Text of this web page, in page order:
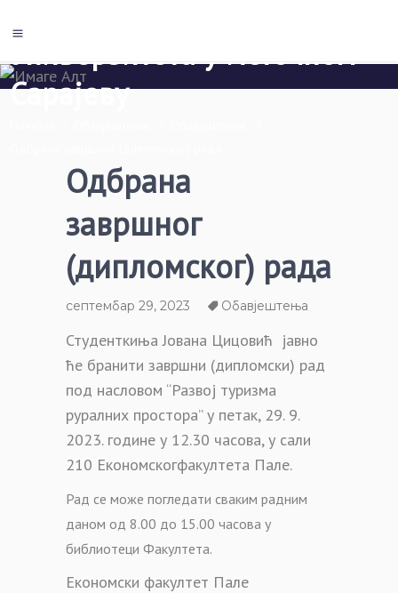
Сарајеву
Одбрана
завршног
(дипломског) рада
септембар 29, 2023 Обавјештења
Студенткиња Јована Цицовић јавно
ће бранити завршни (дипломски) рад
под насловом “Развој туризма
руралних простора” у петак, 29. 9.
2023. године у 12.30 часова, у сали
210 Економскогфакултета Пале.
Рад се може погледати сваким радним
даном од 8.00 до 15.00 часова у
библиотеци Факултета.
Економски факултет Пале